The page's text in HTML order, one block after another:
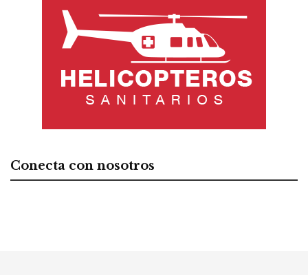
Conecta con nosotros